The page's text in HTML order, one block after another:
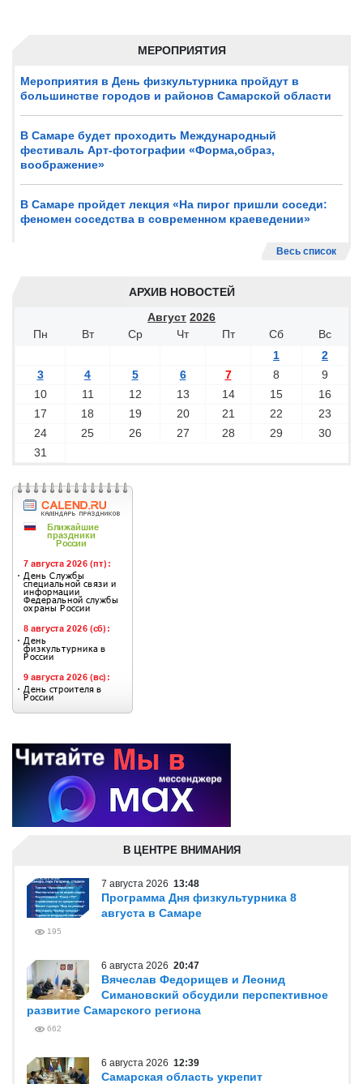
МЕРОПРИЯТИЯ
Мероприятия в День физкультурника пройдут в
большинстве городов и районов Самарской области
В Самаре будет проходить Международный
фестиваль Арт-фотографии «Форма,образ,
воображение»
В Самаре пройдет лекция «На пирог пришли соседи:
феномен соседства в современном краеведении»
Весь список
АРХИВ НОВОСТЕЙ
Август 2026
Пн
Вт Ср Чт Пт Сб
Вс
1
2
3
4 5 6 7 8
9
10
11 12 13 14 15
16
17
18 19 20 21 22
23
24
25 26 27 28 29
30
31
В ЦЕНТРЕ ВНИМАНИЯ
7 августа 2026 13:48
Программа Дня физкультурника 8
августа в Самаре
195
6 августа 2026 20:47
Вячеслав Федорищев и Леонид
Симановский обсудили перспективное
развитие Самарского региона
662
6 августа 2026 12:39
Самарская область укрепит